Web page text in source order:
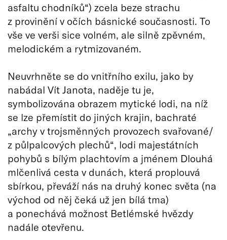
asfaltu chodníků“) zcela beze strachu
z provinění v očích básnické současnosti. To
vše ve verši sice volném, ale silně zpěvném,
melodickém a rytmizovaném.
Neuvrhněte se do vnitřního exilu, jako by
nabádal Vít Janota, naděje tu je,
symbolizována obrazem mytické lodi, na níž
se lze přemístit do jiných krajin, bachraté
„archy v trojsměnných provozech svařované/
z půlpalcových plechů“, lodi majestátních
pohybů s bílým plachtovím a jménem Dlouhá
mlčenlivá cesta v dunách, která proplouvá
sbírkou, převáží nás na druhý konec světa (na
východ od něj čeká už jen bílá tma)
a ponechává možnost Betlémské hvězdy
nadále otevřenu.